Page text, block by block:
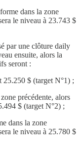
dans la zone
le niveau à 23.743 $
par une clôture daily
ensuite, alors la
seront :
25.250 $ (target N°1) ;
précédente, alors
$ (target N°2) ;
dans la zone
le niveau à 25.780 $